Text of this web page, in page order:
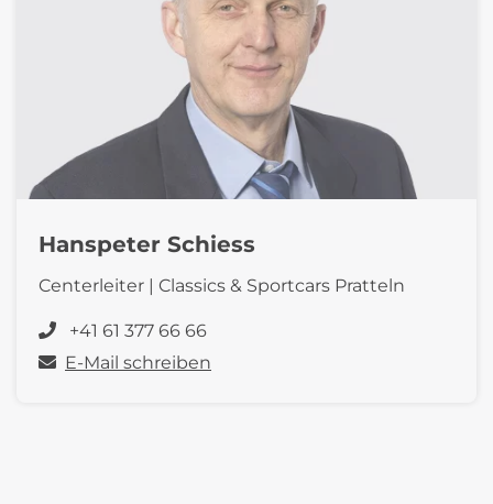
Hanspeter Schiess
Centerleiter | Classics & Sportcars Pratteln
+41 61 377 66 66
E-Mail schreiben